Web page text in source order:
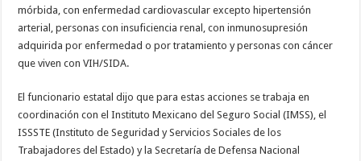
mórbida, con enfermedad cardiovascular excepto hipertensión
arterial, personas con insuficiencia renal, con inmunosupresión
adquirida por enfermedad o por tratamiento y personas con cáncer
que viven con VIH/SIDA.
El funcionario estatal dijo que para estas acciones se trabaja en
coordinación con el Instituto Mexicano del Seguro Social (IMSS), el
ISSSTE (Instituto de Seguridad y Servicios Sociales de los
Trabajadores del Estado) y la Secretaría de Defensa Nacional